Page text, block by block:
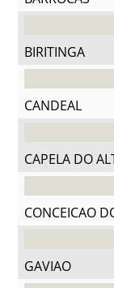
BIRITINGA
CANDEAL
CAPELA DO
CONCEICAO
GAVIAO